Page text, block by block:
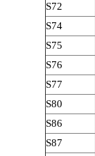
S72
S74
S75
S76
S77
S80
S86
S87